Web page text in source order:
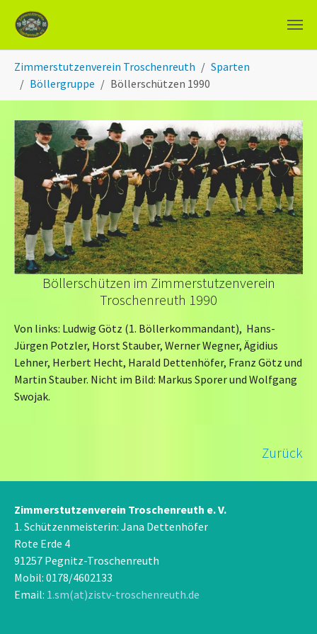
Zum Hauptinhalt springen
Zimmerstutzenverein Troschenreuth
Sparten
Böllergruppe
Böllerschützen 1990
Böllerschützen im Zimmerstutzenverein
Troschenreuth 1990
Von links: Ludwig Götz (1. Böllerkommandant), Hans-
Jürgen Potzler, Horst Stauber, Werner Wegner, Ägidius
Lehner, Herbert Hecht, Harald Dettenhöfer, Franz Götz und
Martin Stauber. Nicht im Bild: Markus Sporer und Wolfgang
Swojak.
Zurück
Zimmerstutzenverein Troschenreuth e. V.
1. Schützenmeisterin: Jana Dettenhöfer
Rote Erde 4
91257 Pegnitz-Troschenreuth
Mobil: 0178/4602133
Email: 1.sm(at)zistv-troschenreuth.de